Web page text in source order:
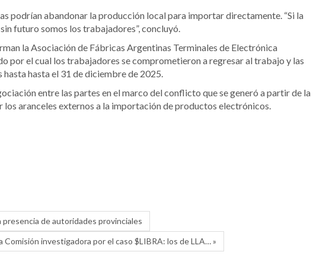
podrían abandonar la producción local para importar directamente. “Si la
futuro somos los trabajadores”, concluyó.
la Asociación de Fábricas Argentinas Terminales de Electrónica
por el cual los trabajadores se comprometieron a regresar al trabajo y las
hasta el 31 de diciembre de 2025.
entre las partes en el marco del conflicto que se generó a partir de la
aranceles externos a la importación de productos electrónicos.
presencia de autoridades provinciales
investigadora por el caso $LIBRA: los de LLA… »